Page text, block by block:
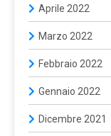
Aprile 2022
Marzo 2022
Febbraio 2022
Gennaio 2022
Dicembre 2021